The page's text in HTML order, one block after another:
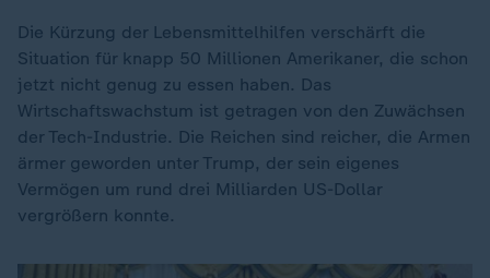
Die Kürzung der Lebensmittelhilfen verschärft die
Situation für knapp 50 Millionen Amerikaner, die schon
jetzt nicht genug zu essen haben. Das
Wirtschaftswachstum ist getragen von den Zuwächsen
der Tech-Industrie. Die Reichen sind reicher, die Armen
ärmer geworden unter Trump, der sein eigenes
Vermögen um rund drei Milliarden US-Dollar
vergrößern konnte.